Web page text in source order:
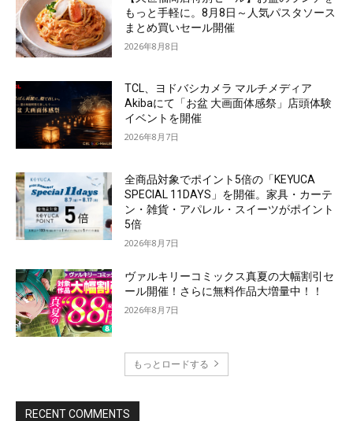
もっと手軽に。8月8日～人気パスタソース
まとめ買いセール開催
2026年8月8日
TCL、ヨドバシカメラ マルチメディア
Akibaにて「お盆 大画面体感祭」店頭体験
イベントを開催
2026年8月7日
全商品対象でポイント5倍の「KEYUCA
SPECIAL 11DAYS」を開催。家具・カーテ
ン・雑貨・アパレル・スイーツがポイント
5倍
2026年8月7日
ヴァルキリーコミックス真夏の大幅割引セ
ール開催！さらに無料作品大増量中！！
2026年8月7日
もっとロードする
RECENT COMMENTS